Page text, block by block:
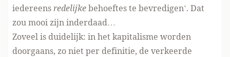
iedereensredelijkebehoeftes te bevredigen’. Dat
zou mooi zijn inderdaad…
Zoveel is duidelijk: in het kapitalisme worden
doorgaans, zo niet per definitie, de verkeerde